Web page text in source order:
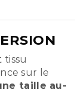
tissu
sur le
taille au-